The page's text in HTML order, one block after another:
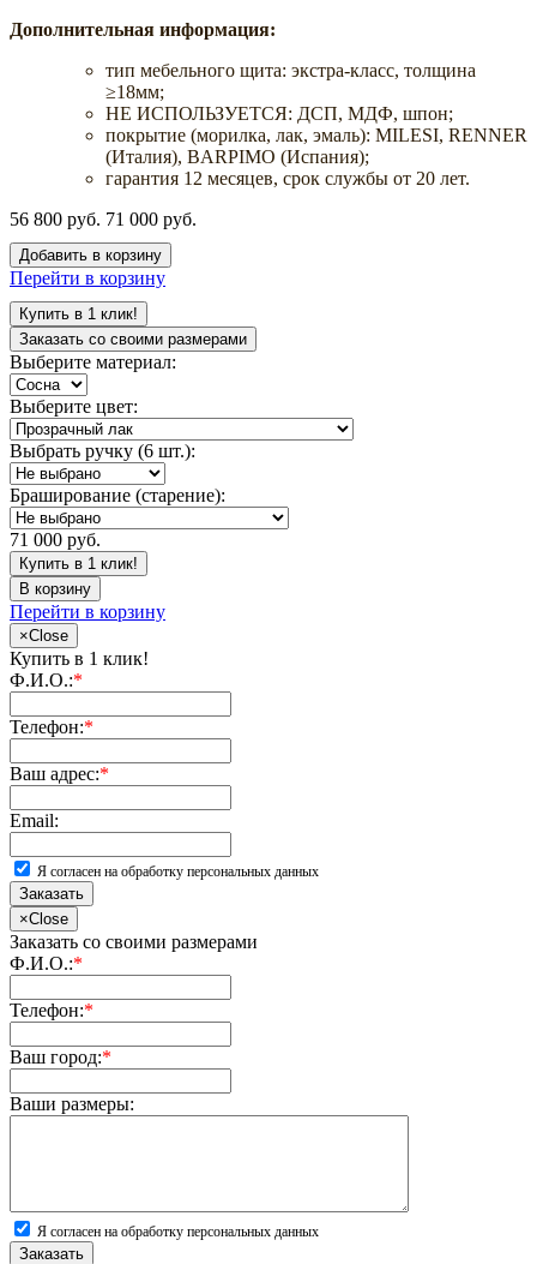
Дополнительная информация:
тип мебельного щита: экстра-класс, толщина
≥18мм;
НЕ ИСПОЛЬЗУЕТСЯ: ДСП, МДФ, шпон;
покрытие (морилка, лак, эмаль): MILESI, RENNER
(Италия), BARPIMO (Испания);
гарантия 12 месяцев, срок службы от 20 лет.
56 800 руб. 71 000 руб.
Добавить в корзину
Перейти в корзину
Купить в 1 клик!
Заказать со своими размерами
Выберите материал:
Выберите цвет:
Выбрать ручку (6 шт.):
Браширование (старение):
71 000 руб.
Купить в 1 клик!
В корзину
Перейти в корзину
×Close
Купить в 1 клик!
Ф.И.О.:*
Телефон:*
Ваш адрес:*
Email:
Я согласен на обработку персональных данных
Заказать
×Close
Заказать со своими размерами
Ф.И.О.:*
Телефон:*
Ваш город:*
Ваши размеры:
Я согласен на обработку персональных данных
Заказать